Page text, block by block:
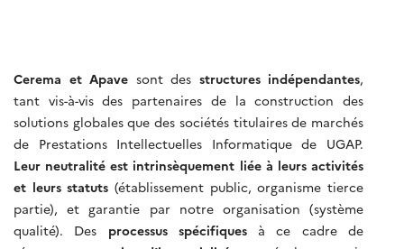
Cerema et Apave sont des structures indépendantes,
tant vis-à-vis des partenaires de la construction des
solutions globales que des sociétés titulaires de marchés
de Prestations Intellectuelles Informatique de UGAP.
Leur neutralité est intrinsèquement liée à leurs activités
et leurs statuts (établissement public, organisme tierce
partie), et garantie par notre organisation (système
qualité). Des processus spécifiques à ce cadre de